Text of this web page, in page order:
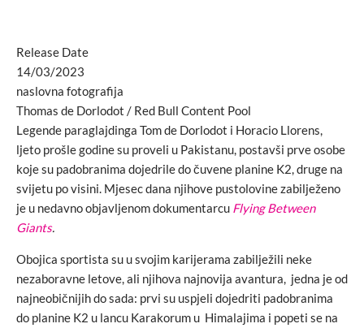
Release Date
14/03/2023
naslovna fotografija
Thomas de Dorlodot / Red Bull Content Pool
Legende paraglajdinga Tom de Dorlodot i Horacio Llorens,
ljeto prošle godine su proveli u Pakistanu, postavši prve osobe
koje su padobranima dojedrile do čuvene planine K2, druge na
svijetu po visini. Mjesec dana njihove pustolovine zabilježeno
je u nedavno objavljenom dokumentarcu Flying Between
Giants.
Obojica sportista su u svojim karijerama zabilježili neke
nezaboravne letove, ali njihova najnovija avantura, jedna je od
najneobičnijih do sada: prvi su uspjeli dojedriti padobranima
do planine K2 u lancu Karakorum u Himalajima i popeti se na